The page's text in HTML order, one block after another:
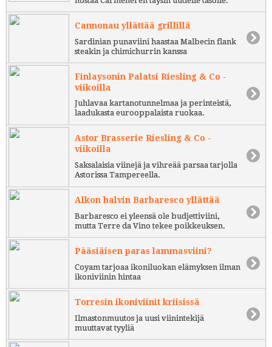
Cannonau yllättää grillillä
Sardinian punaviini haastaa Malbecin flank
steakin ja chimichurrin kanssa
Finlaysonin Palatsi Riesling & Co -
viikoilla
Juhlavaa kartanotunnelmaa ja perinteistä,
laadukasta eurooppalaista ruokaa.
Astor Brasserie Riesling & Co -
viikoilla
Saksalaisia viinejä ja vihreää parsaa tarjolla
Astorissa Tampereella.
Alkon halvin Barbaresco yllättää
Barbaresco ei yleensä ole budjettiviini,
mutta Terre da Vino tekee poikkeuksen.
Pääsiäisen paras lammasviini?
Coyam tarjoaa ikoniluokan elämyksen ilman
ikoniviinin hintaa
Torresin ikoniviinit kriisissä
Ilmastonmuutos ja uusi viinintekijä
muuttavat tyyliä